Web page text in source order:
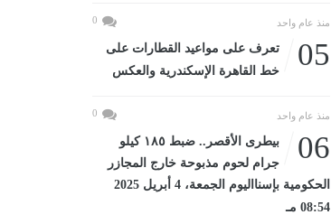
منذ عام واحد 0
05
تعرف على مواعيد القطارات على
خط القاهرة الإسكندرية والعكس
منذ عام واحد 0
06
بيطرى الأقصر.. ضبط ١٨٥ كيلو
جرام لحوم مذبوحة خارج المجازر
الحكومية بإسنااليوم الجمعة، 4 أبريل 2025
08:54 مـ